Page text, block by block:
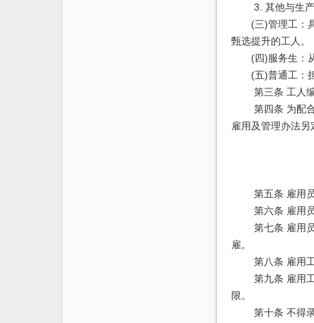
3. 其他与生
(三)管理工：
甄选提升的工人。
(四)服务生：
(五)普通工：
第三条 工人
第四条 为配
雇用及管理办法另
第五条 雇用
第六条 雇用
第七条 雇用
雇。
第八条 雇用
第九条 雇用
限。
第十条 不得